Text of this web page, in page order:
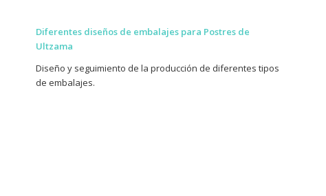
Diferentes diseños de embalajes para Postres de
Ultzama
Diseño y seguimiento de la producción de diferentes tipos
de embalajes.